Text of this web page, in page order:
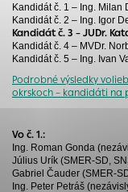
Kandidát č. 1 – Ing. Milan
Kandidát č. 2 – Ing. Igor
Kandidát č. 3 – JUDr.
Kandidát č. 4 – MVDr.
Kandidát č. 5 – Ing. Ivan
Podrobné výsledky
okrskoch – kandidáti
Vo č. 1.:
Ing. Roman Gonda
Július Urík (SMER-SD,
Gabriel Čauder (SMER-
Ing. Peter Petráš
Technické
Technické súbory
pomáhajú urobiť
prístup k
Analytické
Analytické cookies
pochopiť, ako